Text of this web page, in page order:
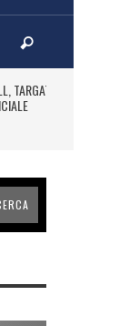
TARGATO